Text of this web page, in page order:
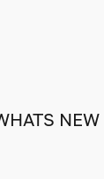
NEW